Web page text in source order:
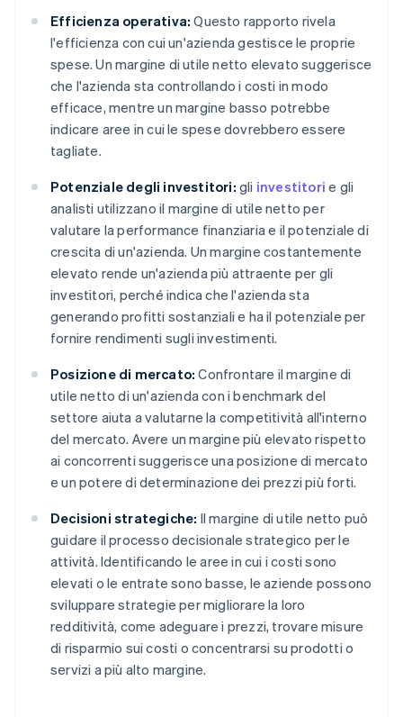
Efficienza operativa: Questo rapporto rivela
l'efficienza con cui un'azienda gestisce le proprie
spese. Un margine di utile netto elevato suggerisce
che l'azienda sta controllando i costi in modo
efficace, mentre un margine basso potrebbe
indicare aree in cui le spese dovrebbero essere
tagliate.
Potenziale degli investitori: gli investitori e gli
analisti utilizzano il margine di utile netto per
valutare la performance finanziaria e il potenziale di
crescita di un'azienda. Un margine costantemente
elevato rende un'azienda più attraente per gli
investitori, perché indica che l'azienda sta
generando profitti sostanziali e ha il potenziale per
fornire rendimenti sugli investimenti.
Posizione di mercato: Confrontare il margine di
utile netto di un'azienda con i benchmark del
settore aiuta a valutarne la competitività all'interno
del mercato. Avere un margine più elevato rispetto
ai concorrenti suggerisce una posizione di mercato
e un potere di determinazione dei prezzi più forti.
Decisioni strategiche: Il margine di utile netto può
guidare il processo decisionale strategico per le
attività. Identificando le aree in cui i costi sono
elevati o le entrate sono basse, le aziende possono
sviluppare strategie per migliorare la loro
redditività, come adeguare i prezzi, trovare misure
di risparmio sui costi o concentrarsi su prodotti o
servizi a più alto margine.